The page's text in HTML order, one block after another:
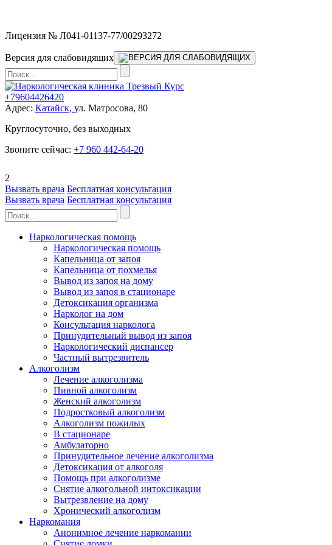
Лицензия № Л041-01137-77/00293272
Версия для слабовидящих
+79604426420
Адрес: Катайск, ул. Матросова, 80
Круглосуточно, без выходных
Звоните сейчас: +7 960 442-64-20
2
Вызвать врача Бесплатная консультация
Вызвать врача Бесплатная консультация
Наркологическая помощь
Наркологическая помощь
Капельница от запоя
Капельница от похмелья
Вывод из запоя на дому
Вывод из запоя в стационаре
Детоксикация организма
Нарколог на дом
Консультация нарколога
Принудительный вывод из запоя
Наркологический диспансер
Частный вытрезвитель
Алкоголизм
Лечение алкоголизма
Пивной алкоголизм
Женский алкоголизм
Подростковый алкоголизм
Алкоголизм пожилых
В стационаре
Амбулаторно
Принудительное лечение алкоголизма
Детоксикация от алкоголя
Помощь при алкоголизме
Снятие алкогольной интоксикации
Вытрезвление на дому
Хронический алкоголизм
Наркомания
Анонимное лечение наркомании